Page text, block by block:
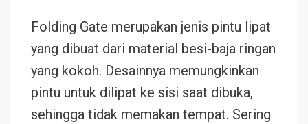
Folding Gate merupakan jenis pintu lipat
yang dibuat dari material besi-baja ringan
yang kokoh. Desainnya memungkinkan
pintu untuk dilipat ke sisi saat dibuka,
sehingga tidak memakan tempat. Sering